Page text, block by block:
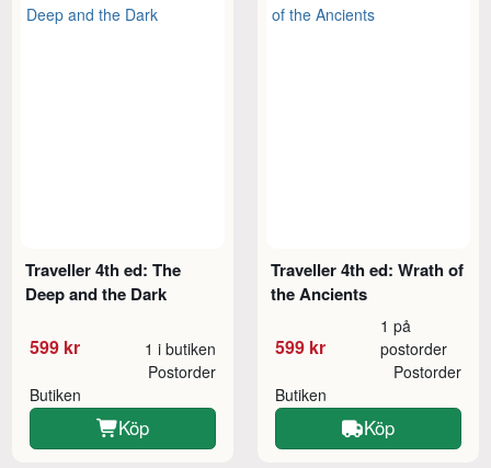
Traveller 4th ed: The
Deep and the Dark
599 kr 1 i butiken
Butiken
Postorder
Köp
Traveller 4th ed: Wrath of
the Ancients
599 kr
1 på
postorder
Butiken
Postorder
Köp